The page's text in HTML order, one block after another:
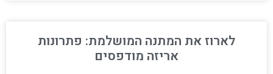
לארוז את המתנה המושלמת: פתרונות
אריזה מודפסים